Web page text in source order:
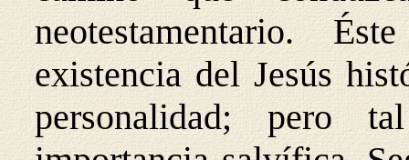
neotestamentario.
existencia del Jesús
personalidad; pero